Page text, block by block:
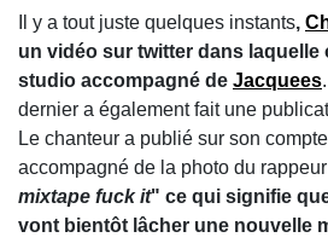
Il y a tout juste quelques instants,
un vidéo sur twitter dans laquelle
studio accompagné de Jacquees
dernier a également fait une
Le chanteur a publié sur son
accompagné de la photo du rappeur
mixtape fuck it" ce qui signifie
vont bientôt lâcher une nouvelle